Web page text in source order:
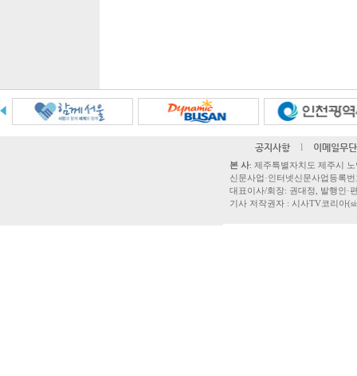
공지사항 l 이메일무
본 사: 제주특별자치도 제주시
신문사업·인터넷신문사업등록
대표이사/회장: 권대정, 발행인·
기사 저작권자 : 시사TV코리아